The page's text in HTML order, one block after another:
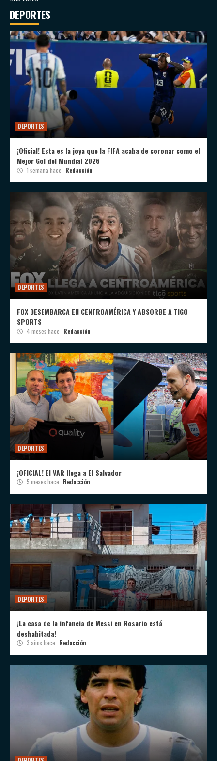
DEPORTES
DEPORTES
¡Oficial! Esta es la joya que la FIFA acaba de coronar como el
Mejor Gol del Mundial 2026
1 semana hace Redacción
DEPORTES
FOX DESEMBARCA EN CENTROAMÉRICA Y ABSORBE A TIGO
SPORTS
4 meses hace Redacción
DEPORTES
¡OFICIAL! El VAR llega a El Salvador
5 meses hace Redacción
DEPORTES
¡La casa de la infancia de Messi en Rosario está
deshabitada!
3 años hace Redacción